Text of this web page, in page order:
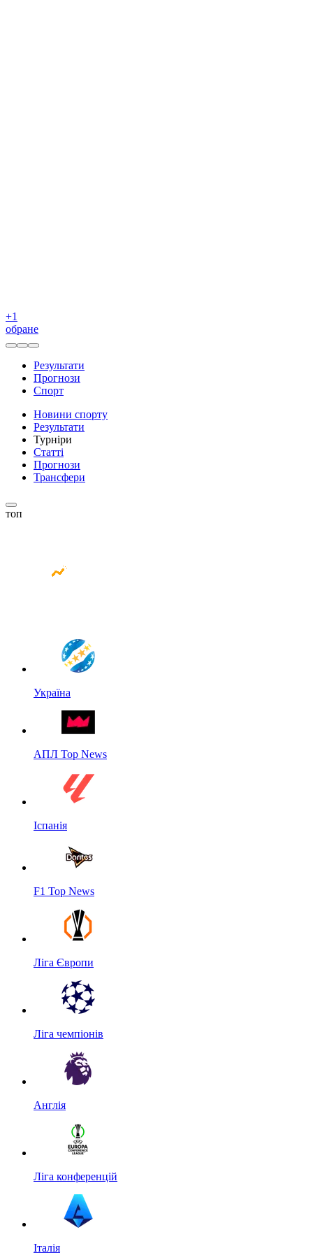
+1
обране
Результати
Прогнози
Спорт
Новини спорту
Результати
Турніри
Статті
Прогнози
Трансфери
топ
Україна
АПЛ Top News
Іспанія
F1 Top News
Ліга Європи
Ліга чемпіонів
Англія
Ліга конференцій
Італія